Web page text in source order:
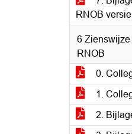
RNOB
6
RNOB
0.
1.
2.